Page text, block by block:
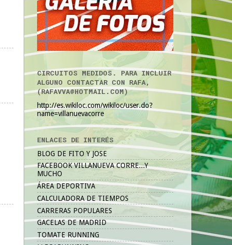
CIRCUITOS MEDIDOS. PARA INCLUIR
ALGUNO CONTACTAR CON RAFA,
(RAFAVVA@HOTMAIL.COM)
http://es.wikiloc.com/wikiloc/user.do?
name=villanuevacorre
ENLACES DE INTERÉS
BLOG DE FITO Y JOSE
FACEBOOK VILLANUEVA CORRE...Y
MUCHO
ÁREA DEPORTIVA
CALCULADORA DE TIEMPOS
CARRERAS POPULARES
GACELAS DE MADRID
TOMATE RUNNING